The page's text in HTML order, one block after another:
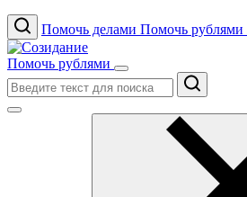
Помочь делами Помочь рублями
Помочь рублями
Поиск